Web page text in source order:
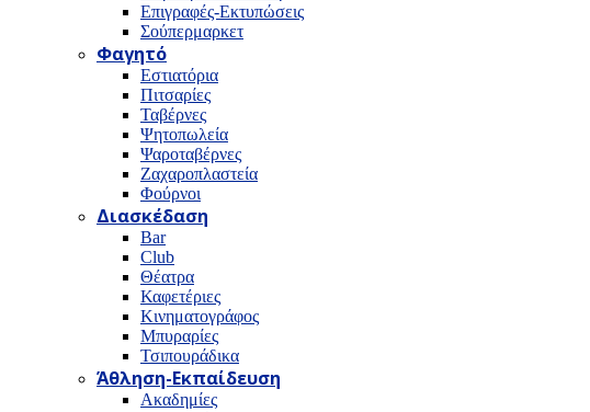
Επιγραφές-Εκτυπώσεις
Σούπερμαρκετ
Φαγητό
Εστιατόρια
Πιτσαρίες
Ταβέρνες
Ψητοπωλεία
Ψαροταβέρνες
Ζαχαροπλαστεία
Φούρνοι
Διασκέδαση
Bar
Club
Θέατρα
Καφετέριες
Κινηματογράφος
Μπυραρίες
Τσιπουράδικα
Άθληση-Εκπαίδευση
Ακαδημίες